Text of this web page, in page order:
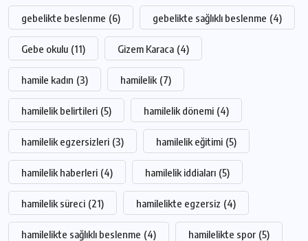
gebelikte beslenme (6) gebelikte sağlıklı beslenme (4)
Gebe okulu (11) Gizem Karaca (4)
hamile kadın (3) hamilelik (7)
hamilelik belirtileri (5) hamilelik dönemi (4)
hamilelik egzersizleri (3) hamilelik eğitimi (5)
hamilelik haberleri (4) hamilelik iddiaları (5)
hamilelik süreci (21) hamilelikte egzersiz (4)
hamilelikte sağlıklı beslenme (4) hamilelikte spor (5)